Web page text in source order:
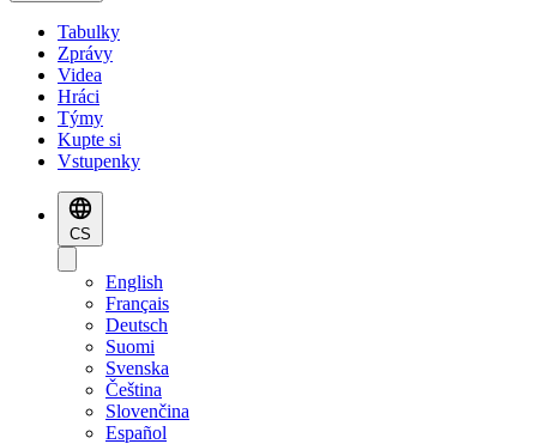
Tabulky
Zprávy
Videa
Hráci
Týmy
Kupte si
Vstupenky
CS
English
Français
Deutsch
Suomi
Svenska
Čeština
Slovenčina
Español